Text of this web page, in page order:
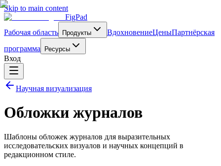
Skip to main content
FigPad
Рабочая область
Продукты ВдохновениеЦеныПартнёрская
программа
Ресурсы
Вход
Научная визуализация
Обложки журналов
Шаблоны обложек журналов для выразительных
исследовательских визуалов и научных концепций в
редакционном стиле.